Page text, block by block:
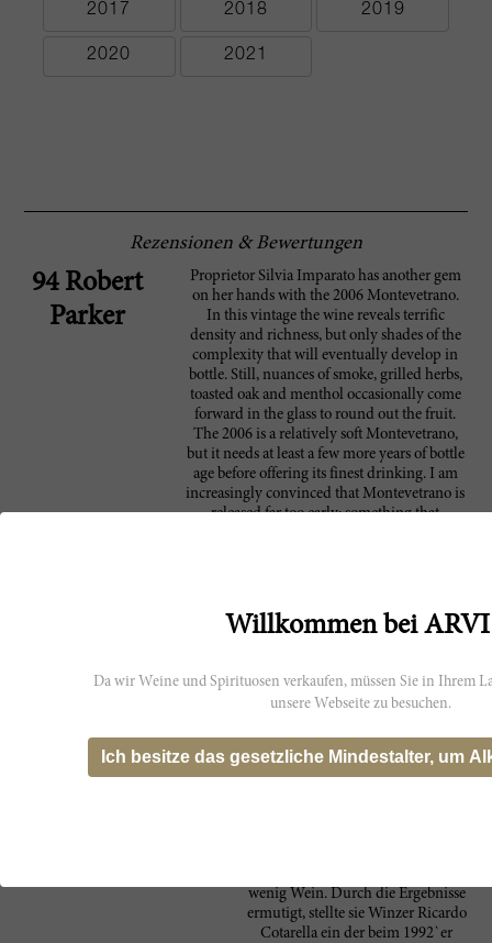
2017 2018 2019
2020 2021
Rezensionen & Bewertungen
94 Robert
Parker
Proprietor Silvia Imparato has another gem
on her hands with the 2006 Montevetrano.
In this vintage the wine reveals terrific
density and richness, but only shades of the
complexity that will eventually develop in
bottle. Still, nuances of smoke, grilled herbs,
toasted oak and menthol occasionally come
forward in the glass to round out the fruit.
The 2006 is a relatively soft Montevetrano,
but it needs at least a few more years of bottle
age before offering its finest drinking. I am
increasingly convinced that Montevetrano is
released far too early; something that
maturity: 2011-2021.
Hersteller
Montevetrano di
Silvia Imparato
1995 explodierte der kampanische
Superstar-Wein Montevetrano in
der Weinszene und erreichte fast
wenig Wein. Durch die Ergebnisse
ermutigt, stellte sie Winzer Ricardo
Cotarella ein der beim 1992`er
Willkommen bei
Da wir Weine und Spirituosen verkaufen, müssen Sie in Ihrem
unsere Webseite zu besuchen.
Ich besitze das gesetzliche Mindestalter, um